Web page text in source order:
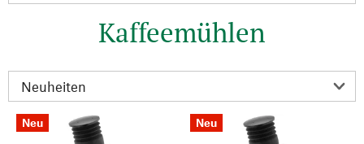
Kaffeemühlen
Neu Neu